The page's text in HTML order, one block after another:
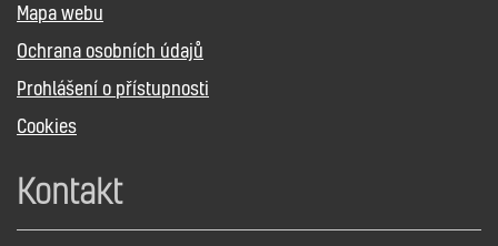
Mapa webu
Ochrana osobních údajů
Prohlášení o přístupnosti
Cookies
Kontakt